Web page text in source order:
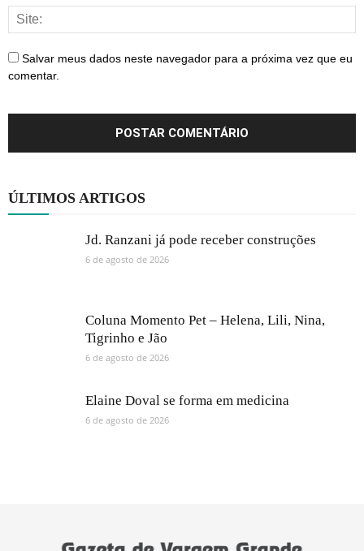
Salvar meus dados neste navegador para a próxima vez que eu
comentar.
ÚLTIMOS ARTIGOS
Jd. Ranzani já pode receber construções
6 de agosto de 2026
Coluna Momento Pet – Helena, Lili, Nina,
Tigrinho e Jão
6 de agosto de 2026
Elaine Doval se forma em medicina
6 de agosto de 2026